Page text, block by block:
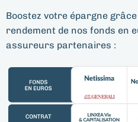
Boostez votre épargne
rendement de nos fonds en
assureurs partenaires :